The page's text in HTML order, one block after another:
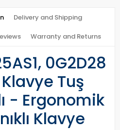
Delivery and Shipping
Warranty and Returns
0G2D28
Tuş
- Ergonomik
Klavye